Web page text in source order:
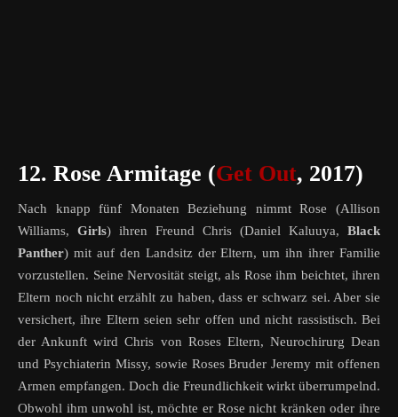
12. Rose Armitage (Get Out, 2017)
Nach knapp fünf Monaten Beziehung nimmt Rose (Allison
Williams, Girls) ihren Freund Chris (Daniel Kaluuya, Black
Panther) mit auf den Landsitz der Eltern, um ihn ihrer Familie
vorzustellen. Seine Nervosität steigt, als Rose ihm beichtet, ihren
Eltern noch nicht erzählt zu haben, dass er schwarz sei. Aber sie
versichert, ihre Eltern seien sehr offen und nicht rassistisch. Bei
der Ankunft wird Chris von Roses Eltern, Neurochirurg Dean
und Psychiaterin Missy, sowie Roses Bruder Jeremy mit offenen
Armen empfangen. Doch die Freundlichkeit wirkt überrumpelnd.
Obwohl ihm unwohl ist, möchte er Rose nicht kränken oder ihre